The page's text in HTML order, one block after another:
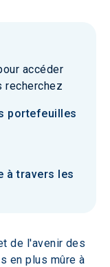
accéder
recherchez
portefeuilles
à travers les
de l'avenir des
en plus mûre à